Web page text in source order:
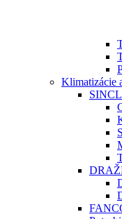
Klimatizácie